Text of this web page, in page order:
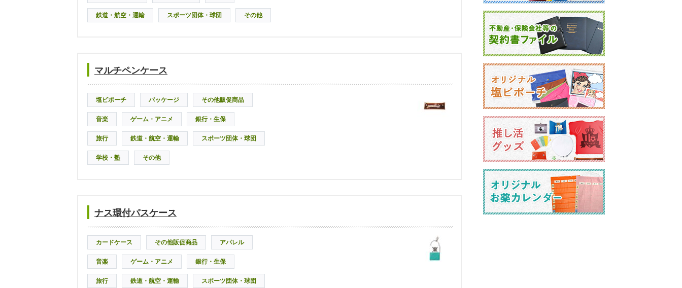
鉄道・航空・運輸 スポーツ団体・球団 その他
マルチペンケース
塩ビポーチ パッケージ その他販促商品
音楽 ゲーム・アニメ 銀行・生保
旅行 鉄道・航空・運輸 スポーツ団体・球団
学校・塾 その他
ナス環付パスケース
カードケース その他販促商品 アパレル
音楽 ゲーム・アニメ 銀行・生保
旅行 鉄道・航空・運輸 スポーツ団体・球団